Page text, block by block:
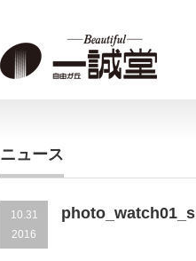
ニュース
10.31
2016
photo_watch01_s